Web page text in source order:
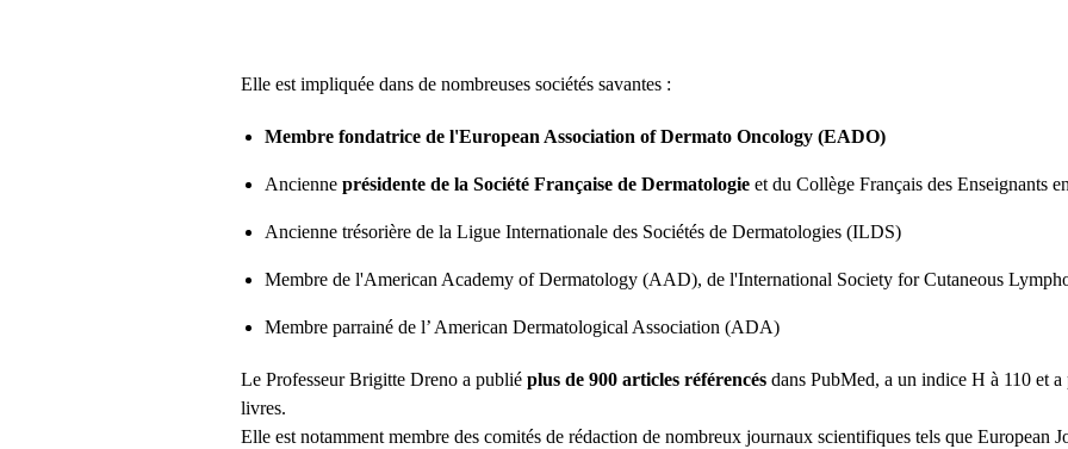
Elle est impliquée dans de nombreuses sociétés savantes :
Membre fondatrice de l'European Association of Dermato Oncology (EADO)
Ancienne présidente de la Société Française de Dermatologie et du Collège Français des Enseignants
Ancienne trésorière de la Ligue Internationale des Sociétés de Dermatologies (ILDS)
Membre de l'American Academy of Dermatology (AAD), de l'International Society for Cutaneous
Membre parrainé de l’ American Dermatological Association (ADA)
Le Professeur Brigitte Dreno a publié plus de 900 articles référencés dans PubMed, a un indice H à 110 et
livres.
Elle est notamment membre des comités de rédaction de nombreux journaux scientifiques tels que European